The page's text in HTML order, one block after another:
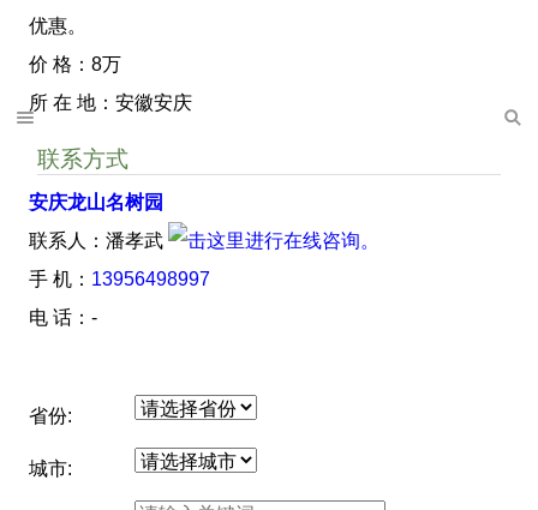
优惠。
价 格：8万
所 在 地：安徽安庆
联系方式
安庆龙山名树园
联系人：潘孝武
手 机： 13956498997
电 话：-
省份:
城市: